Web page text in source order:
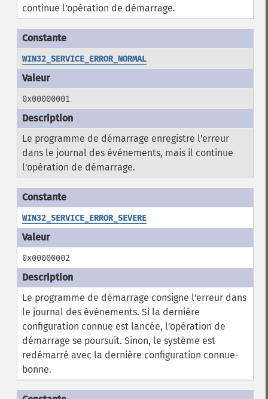
continue l'opération de démarrage.
WIN32_SERVICE_ERROR_NORMAL
0x00000001
Le programme de démarrage enregistre l'erreur
dans le journal des événements, mais il continue
l'opération de démarrage.
WIN32_SERVICE_ERROR_SEVERE
0x00000002
Le programme de démarrage consigne l'erreur dans
le journal des événements. Si la dernière
configuration connue est lancée, l'opération de
démarrage se poursuit. Sinon, le système est
redémarré avec la dernière configuration connue-
bonne.